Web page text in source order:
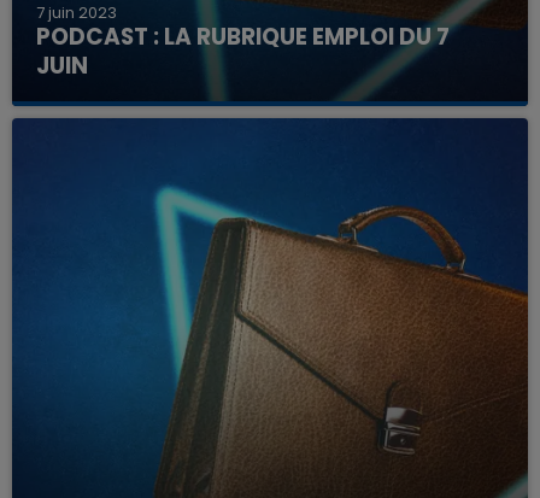
7 juin 2023
PODCAST : LA RUBRIQUE EMPLOI DU 7
JUIN
Découvrez ici les offres à pourvoir dans la région